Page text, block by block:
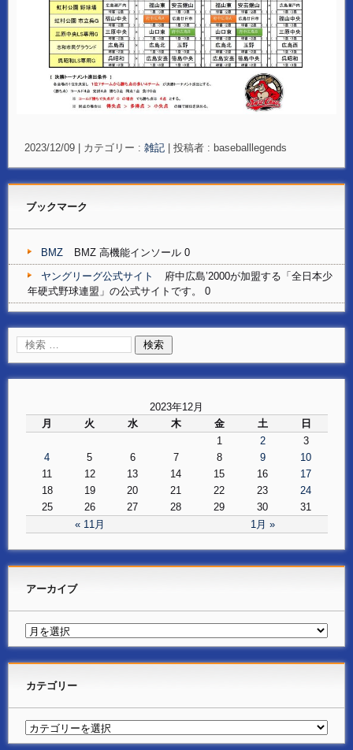
2023/12/09 カテゴリー : 雑記 投稿者 : baseballlegends
ブックマーク
BMZ
BMZ 高機能インソール 0
ヤングリーグ公式サイト
府中広島’2000が加盟する「全日本少
年硬式野球連盟」の公式サイトです。 0
2023年12月
月
火 水 木 金 土 日
« 11月 1月 »
1 2
3
4
5 6 7 8 9
10
11
12 13 14 15 16
17
18
19 20 21 22 23
24
25
26 27 28 29 30 31
アーカイブ
カテゴリー